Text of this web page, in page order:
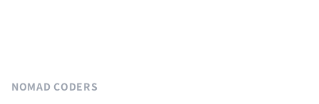
NOMAD CODERS